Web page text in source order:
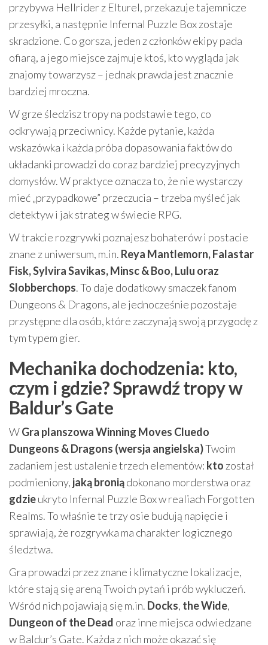
przybywa Hellrider z Elturel, przekazuje tajemnicze
przesyłki, a następnie Infernal Puzzle Box zostaje
skradzione. Co gorsza, jeden z członków ekipy pada
ofiarą, a jego miejsce zajmuje ktoś, kto wygląda jak
znajomy towarzysz – jednak prawda jest znacznie
bardziej mroczna.
W grze śledzisz tropy na podstawie tego, co
odkrywają przeciwnicy. Każde pytanie, każda
wskazówka i każda próba dopasowania faktów do
układanki prowadzi do coraz bardziej precyzyjnych
domysłów. W praktyce oznacza to, że nie wystarczy
mieć „przypadkowe” przeczucia – trzeba myśleć jak
detektyw i jak strateg w świecie RPG.
W trakcie rozgrywki poznajesz bohaterów i postacie
znane z uniwersum, m.in. Reya Mantlemorn, Falastar
Fisk, Sylvira Savikas, Minsc & Boo, Lulu oraz
Slobberchops. To daje dodatkowy smaczek fanom
Dungeons & Dragons, ale jednocześnie pozostaje
przystępne dla osób, które zaczynają swoją przygodę z
tym typem gier.
Mechanika dochodzenia: kto,
czym i gdzie? Sprawdź tropy w
Baldur’s Gate
WGra planszowa Winning Moves Cluedo
Dungeons & Dragons (wersja angielska)Twoim
zadaniem jest ustalenie trzech elementów: kto został
podmieniony, jaką broniądokonano morderstwa oraz
gdzieukryto Infernal Puzzle Box w realiach Forgotten
Realms. To właśnie te trzy osie budują napięcie i
sprawiają, że rozgrywka ma charakter logicznego
śledztwa.
Gra prowadzi przez znane i klimatyczne lokalizacje,
które stają się areną Twoich pytań i prób wykluczeń.
Wśród nich pojawiają się m.in. Docks, the Wide,
Dungeon of the Dead oraz inne miejsca odwiedzane
w Baldur’s Gate. Każda z nich może okazać się